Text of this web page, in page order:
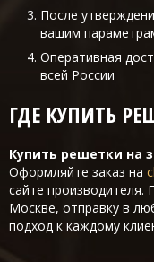
После
вашим
Оперативная
всей России
ГДЕ КУПИТЬ
Купить решетки на
Оформляйте заказ на
сайте производителя.
Москве, отправку в
подход к каждому